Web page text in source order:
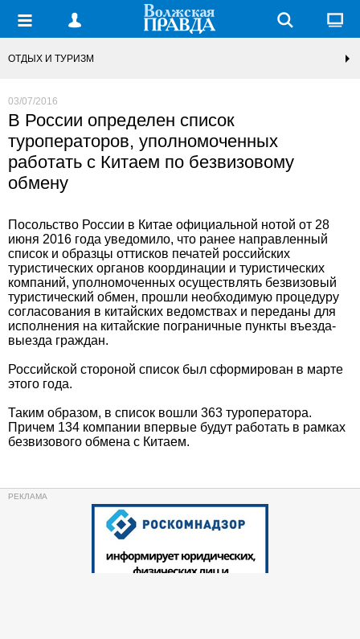
ОТДЫХ И ТУРИЗМ
03/07/2016
В России определен список
туроператоров, уполномоченных
работать с Китаем по безвизовому
обмену
Посольство России в Китае официальной нотой от 28
июня 2016 года уведомило, что ранее направленный
список и образцы оттисков печатей российских
туристических органов координации и туристических
компаний, уполномоченных осуществлять безвизовый
туристический обмен, прошли необходимую процедуру
согласования в китайских ведомствах и переданы для
исполнения на китайские пограничные пункты въезда-
выезда граждан.
Российской стороной список был сформирован в марте
этого года.
Таким образом, в список вошли 363 туроператора.
Причем 134 компании впервые будут работать в рамках
безвизового обмена с Китаем.